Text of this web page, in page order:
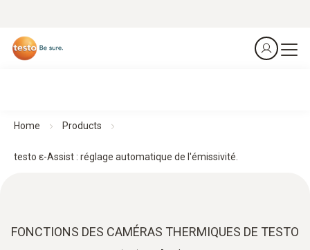
Home Products
testo ε-Assist : réglage automatique de l'émissivité.
FONCTIONS DES CAMÉRAS THERMIQUES DE TESTO